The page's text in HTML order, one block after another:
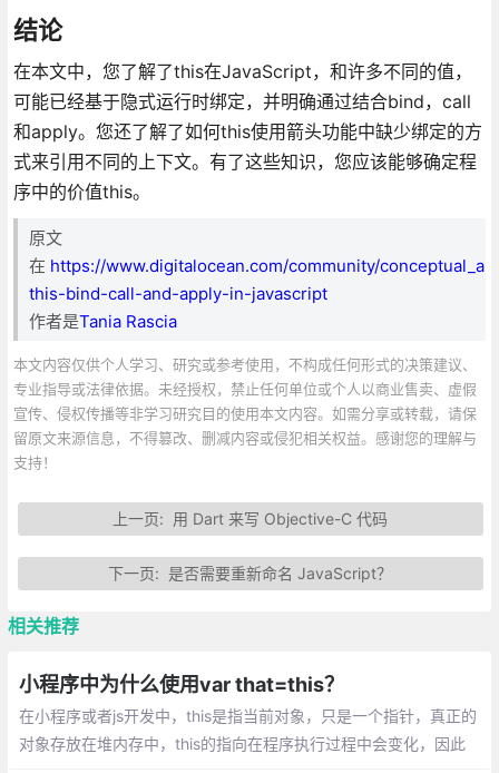
结论
在本文中，您了解了this在JavaScript，和许多不同的值，
可能已经基于隐式运行时绑定，并明确通过结合bind，call
和apply。您还了解了如何this使用箭头功能中缺少绑定的方
式来引用不同的上下文。有了这些知识，您应该能够确定程
序中的价值this。
原文
在 https://www.digitalocean.com/community/
this-bind-call-and-apply-in-javascript
作者是Tania Rascia
本文内容仅供个人学习、研究或参考使用，不构成任何形式的决策建议、
专业指导或法律依据。未经授权，禁止任何单位或个人以商业售卖、虚假
宣传、侵权传播等非学习研究目的使用本文内容。如需分享或转载，请保
留原文来源信息，不得篡改、删减内容或侵犯相关权益。感谢您的理解与
支持！
上一页: 用 Dart 来写 Objective-C 代码
下一页: 是否需要重新命名 JavaScript？
相关推荐
小程序中为什么使用var that=this？
在小程序或者js开发中，this是指当前对象，只是一个指针，真正的
对象存放在堆内存中，this的指向在程序执行过程中会变化，因此